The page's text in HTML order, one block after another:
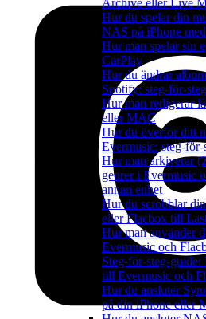
Archive eller Live
Hur du spelar din
NAS på iPhone
Hur man spelar sin
CarPlay
Hur du ändrar
Spotify: steg-för-
Hur man redigerar
eller MAC
Hur du överför ditt
Evermusic: steg-för-
Hur man arkiverar
genrer i Evermusic
annan enhet
Hur du scrobblar
eller Flacbox till
Hur man använder
Evermusic och
Steg-för-steg-
till Evermusic och
Hur du ansluter
på din iPhone eller